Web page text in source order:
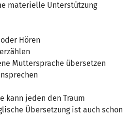
materielle Unterstützung
Hören
Muttersprache übersetzen
kann jeden den Traum
Übersetzung ist auch schon